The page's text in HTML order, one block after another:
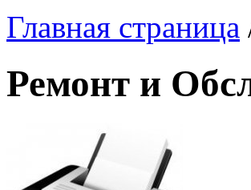
Главная страница
Ремонт и